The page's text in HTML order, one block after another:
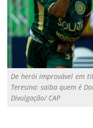
De herói improvável em
Teresina: saiba quem é
Divulgação/ CAP